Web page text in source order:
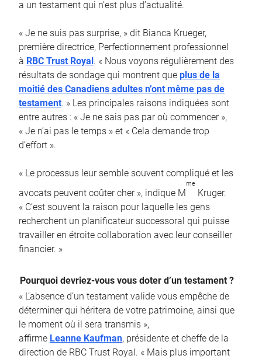
a un testament qui n’est plus d’actualité.
« Je ne suis pas surprise, » dit Bianca Krueger,
première directrice, Perfectionnement professionnel
à RBC Trust Royal . « Nous voyons régulièrement des
résultats de sondage qui montrent que plus de la
moitié des Canadiens adultes n’ont même pas de
testament. » Les principales raisons indiquées sont
entre autres : « Je ne sais pas par où commencer »,
« Je n’ai pas le temps » et « Cela demande trop
d’effort ».
« Le processus leur semble souvent compliqué et les
avocats peuvent coûter cher », indique M
me
Kruger.
« C’est souvent la raison pour laquelle les gens
recherchent un planificateur successoral qui puisse
travailler en étroite collaboration avec leur conseiller
financier. »
Pourquoi devriez-vous vous doter d’un testament ?
« L’absence d’un testament valide vous empêche de
déterminer qui héritera de votre patrimoine, ainsi que
le moment où il sera transmis »,
affirme Leanne Kaufman, présidente et cheffe de la
direction de RBC Trust Royal. « Mais plus important